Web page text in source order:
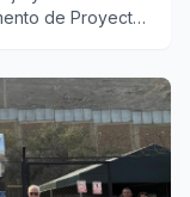
de Proyecto